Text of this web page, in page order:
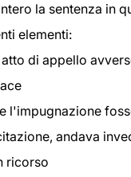
la sentenza in
elementi:
di appello
l'impugnazione
andava
ricorso